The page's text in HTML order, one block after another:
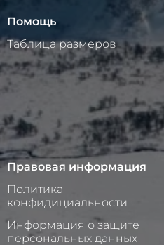
Помощь
Таблица размеров
Правовая информация
Политика
конфидициальности
Информация о защите
персональных данных